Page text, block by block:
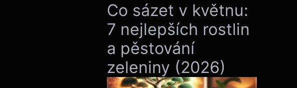
Co sázet v květnu:
7 nejlepších rostlin
a pěstování
zeleniny (2026)